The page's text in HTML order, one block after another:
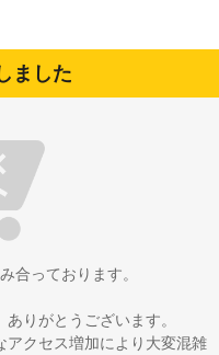
ました
合っております。
りがとうございます。
アクセス増加により大変混雑